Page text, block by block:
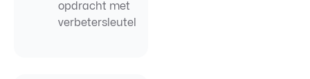
opdracht met
verbetersleutel